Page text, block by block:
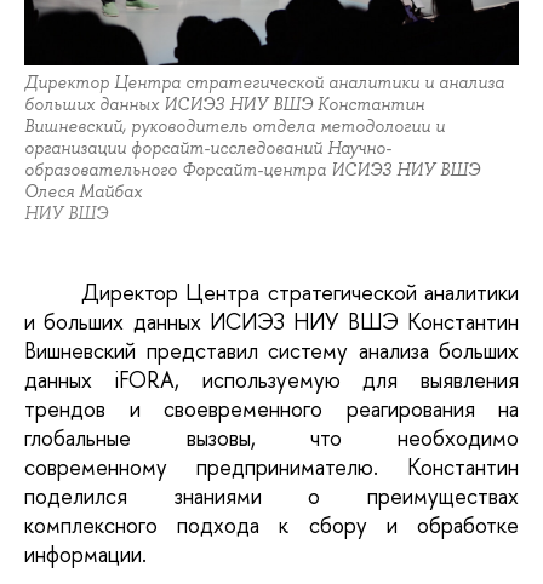
Директор Центра стратегической аналитики и анализа
больших данных ИСИЭЗ НИУ ВШЭ Константин
Вишневский, руководитель отдела методологии и
организации форсайт-исследований Научно-
образовательного Форсайт-центра ИСИЭЗ НИУ ВШЭ
Олеся Майбах
НИУ ВШЭ
Директор Центра стратегической аналитики
и больших данных ИСИЭЗ НИУ ВШЭ Константин
Вишневский представил систему анализа больших
данных iFORA, используемую для выявления
трендов и своевременного реагирования на
глобальные вызовы, что необходимо
современному предпринимателю. Константин
поделился знаниями о преимуществах
комплексного подхода к сбору и обработке
информации.